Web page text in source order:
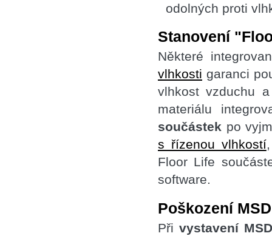
odolných proti
Stanovení
Některé
vlhkosti garanci
vlhkost vzduchu
materiálu
součástek po
s řízenou vlhkostí
Floor Life
software.
Poškození
Při vystavení